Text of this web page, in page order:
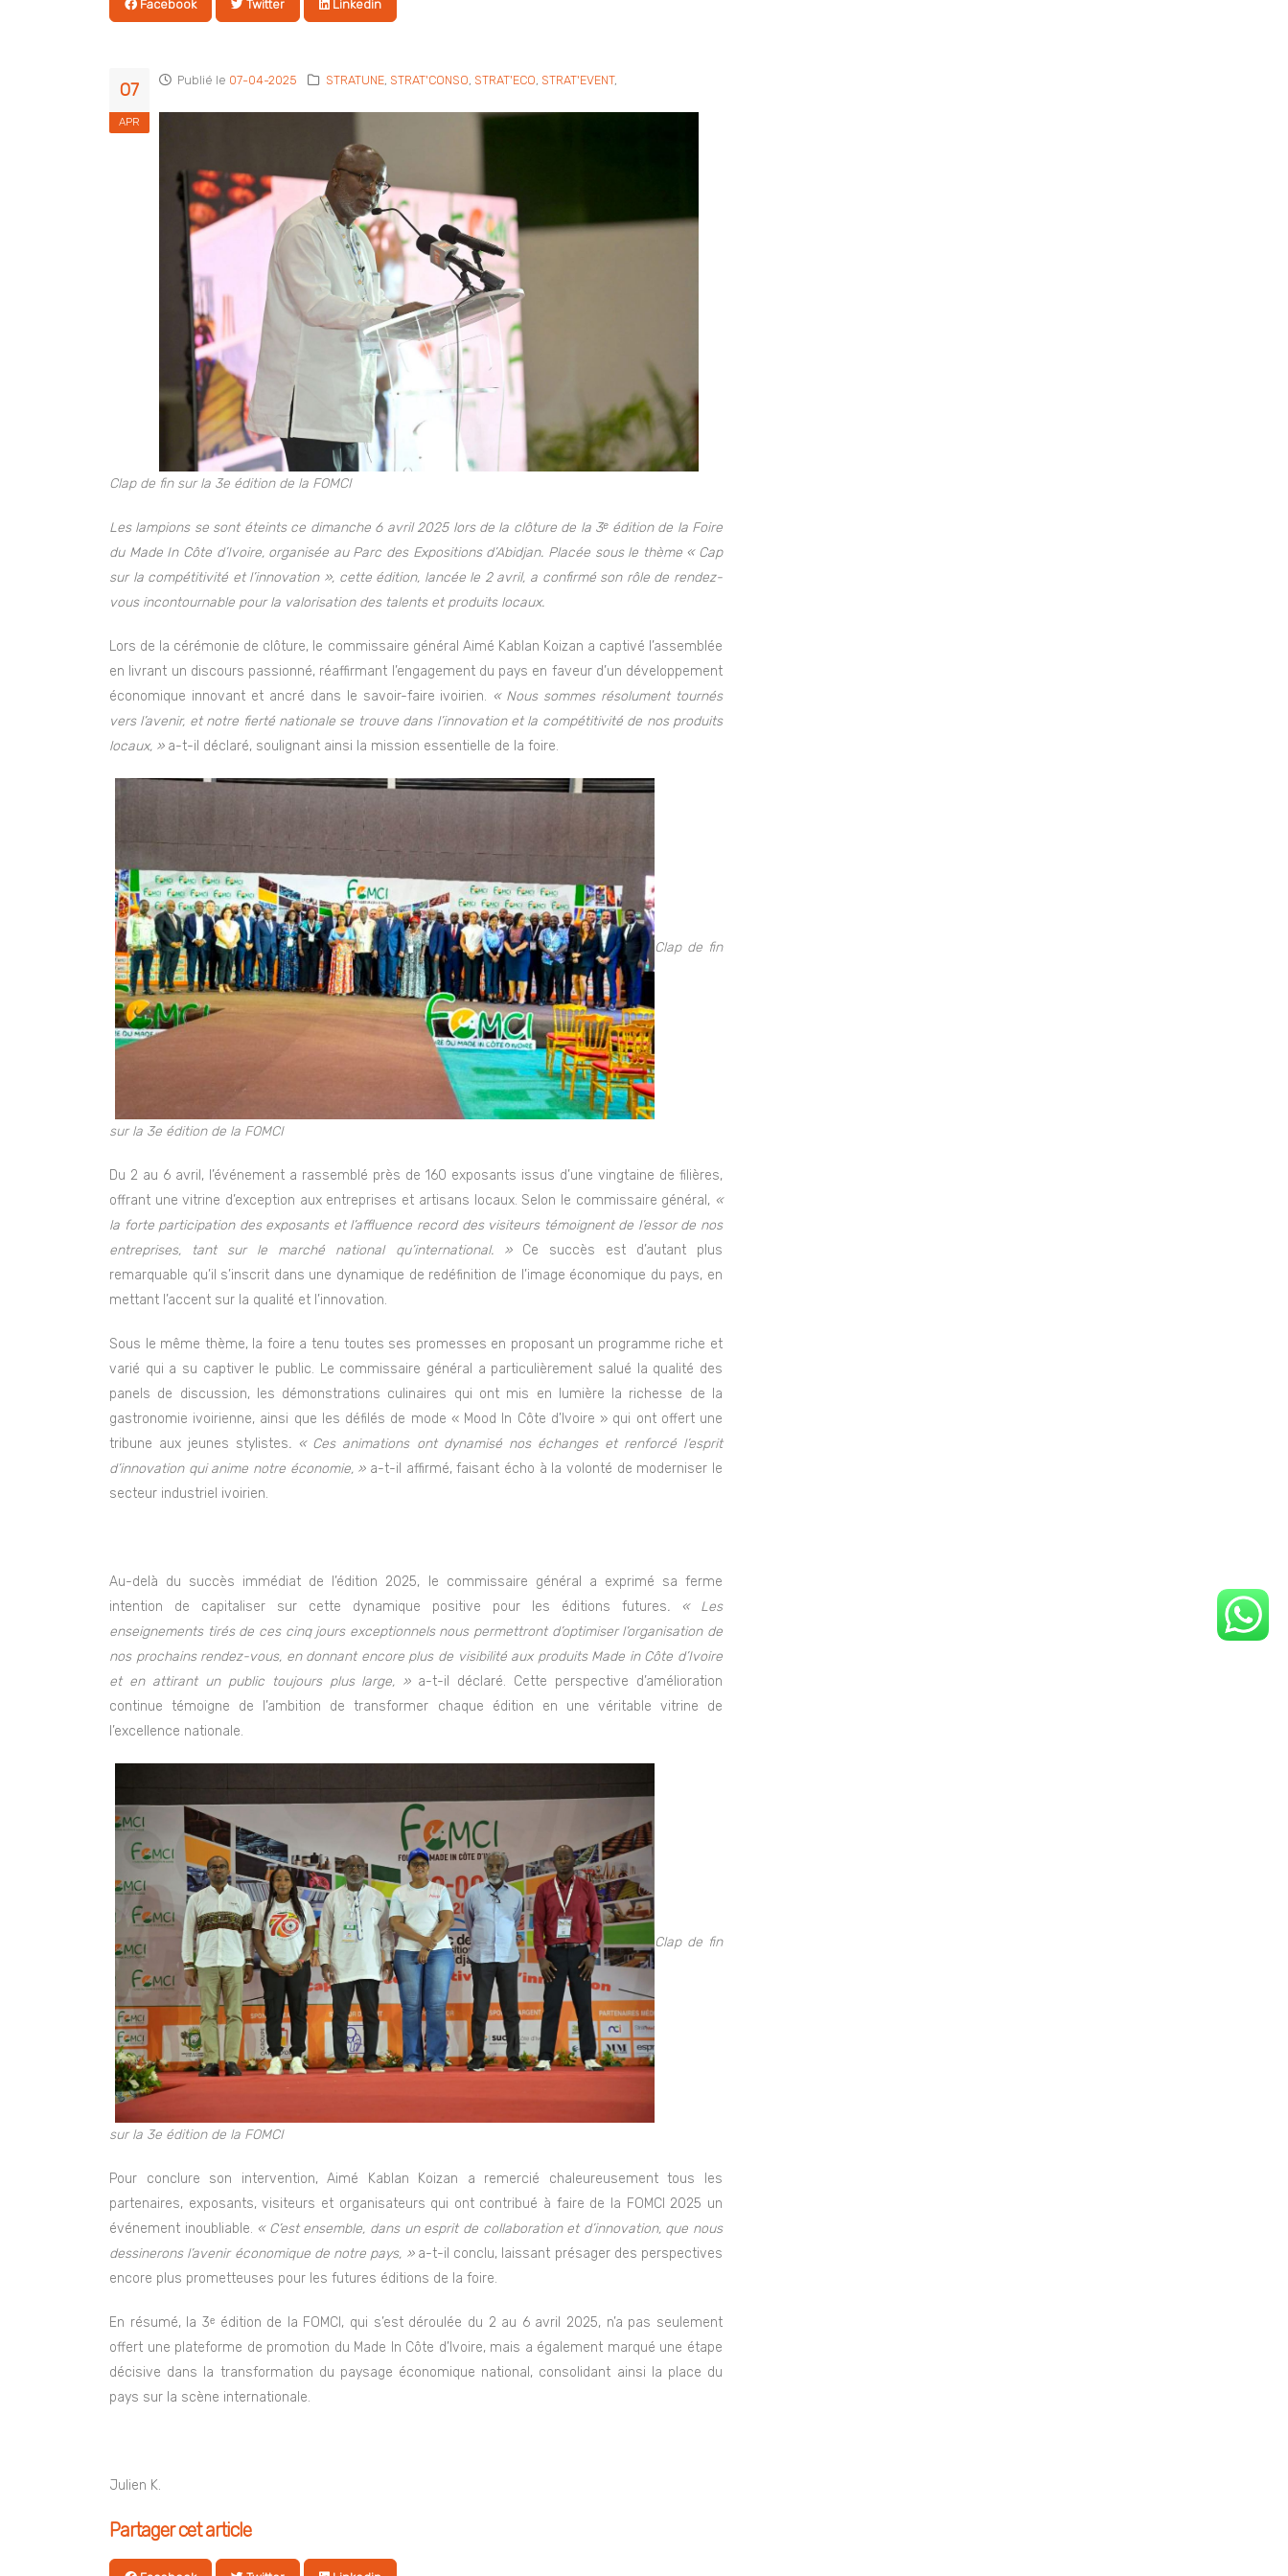
Facebook Twitter Linkedin
07
APR
Publié le 07-04-2025 STRATUNE, STRAT'CONSO, STRAT'ECO, STRAT'EVENT,
Clap de fin sur la 3e édition de la FOMCI
Les lampions se sont éteints ce dimanche 6 avril 2025 lors de la clôture de la 3ᵉ édition de la Foire
du Made In Côte d’Ivoire, organisée au Parc des Expositions d’Abidjan. Placée sous le thème « Cap
sur la compétitivité et l’innovation », cette édition, lancée le 2 avril, a confirmé son rôle de rendez-
vous incontournable pour la valorisation des talents et produits locaux.
Lors de la cérémonie de clôture, le commissaire général Aimé Kablan Koizan a captivé l’assemblée
en livrant un discours passionné, réaffirmant l’engagement du pays en faveur d’un développement
économique innovant et ancré dans le savoir-faire ivoirien. « Nous sommes résolument tournés
vers l’avenir, et notre fierté nationale se trouve dans l’innovation et la compétitivité de nos produits
locaux, »a-t-il déclaré, soulignant ainsi la mission essentielle de la foire.
Clap de fin
sur la 3e édition de la FOMCI
Du 2 au 6 avril, l’événement a rassemblé près de 160 exposants issus d’une vingtaine de filières,
offrant une vitrine d’exception aux entreprises et artisans locaux. Selon le commissaire général, «
la forte participation des exposants et l’affluence record des visiteurs témoignent de l’essor de nos
entreprises, tant sur le marché national qu’international. »Ce succès est d’autant plus
remarquable qu’il s’inscrit dans une dynamique de redéfinition de l’image économique du pays, en
mettant l’accent sur la qualité et l’innovation.
Sous le même thème, la foire a tenu toutes ses promesses en proposant un programme riche et
varié qui a su captiver le public. Le commissaire général a particulièrement salué la qualité des
panels de discussion, les démonstrations culinaires qui ont mis en lumière la richesse de la
gastronomie ivoirienne, ainsi que les défilés de mode « Mood In Côte d’Ivoire » qui ont offert une
tribune aux jeunes stylistes. « Ces animations ont dynamisé nos échanges et renforcé l’esprit
d’innovation qui anime notre économie, »a-t-il affirmé, faisant écho à la volonté de moderniser le
secteur industriel ivoirien.
Au-delà du succès immédiat de l’édition 2025, le commissaire général a exprimé sa ferme
intention de capitaliser sur cette dynamique positive pour les éditions futures. « Les
enseignements tirés de ces cinq jours exceptionnels nous permettront d’optimiser l’organisation de
nos prochains rendez-vous, en donnant encore plus de visibilité aux produits Made in Côte d’Ivoire
et en attirant un public toujours plus large, »a-t-il déclaré. Cette perspective d’amélioration
continue témoigne de l’ambition de transformer chaque édition en une véritable vitrine de
l’excellence nationale.
Clap de fin
sur la 3e édition de la FOMCI
Pour conclure son intervention, Aimé Kablan Koizan a remercié chaleureusement tous les
partenaires, exposants, visiteurs et organisateurs qui ont contribué à faire de la FOMCI 2025 un
événement inoubliable. « C’est ensemble, dans un esprit de collaboration et d’innovation, que nous
dessinerons l’avenir économique de notre pays, »a-t-il conclu, laissant présager des perspectives
encore plus prometteuses pour les futures éditions de la foire.
En résumé, la 3ᵉ édition de la FOMCI, qui s’est déroulée du 2 au 6 avril 2025, n’a pas seulement
offert une plateforme de promotion du Made In Côte d’Ivoire, mais a également marqué une étape
décisive dans la transformation du paysage économique national, consolidant ainsi la place du
pays sur la scène internationale.
Julien K.
Partager cet article